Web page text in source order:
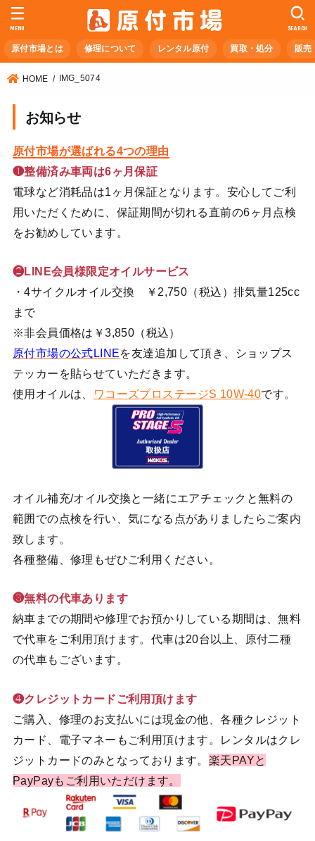
原付市場とは 修理について レンタル原付 買取・処分 販売
SEARCH
MENU
HOME IMG_5074
お知らせ
原付市場が選ばれる4つの理由
❶整備済み車両は6ヶ月保証
電球など消耗品は1ヶ月保証となります。安心してご利
用いただくために、保証期間が切れる直前の6ヶ月点検
をお勧めしています。
❷LINE会員様限定オイルサービス
・4サイクルオイル交換 ￥2,750（税込）排気量125cc
まで
※非会員価格は￥3,850（税込）
原付市場の公式LINEを友達追加して頂き、ショップス
テッカーを貼らせていただきます。
使用オイルは、
ワコーズプロステージS 10W-40です。
オイル補充/オイル交換と一緒にエアチェックと無料の
範囲での点検を行い、気になる点がありましたらご案内
致します。
各種整備、修理もぜひご利用ください。
❸無料の代車あります
納車までの期間や修理でお預かりしている期間は、無料
で代車をご利用頂けます。代車は20台以上、原付二種
の代車もございます。
❹クレジットカードご利用頂けます
ご購入、修理のお支払いには現金の他、各種クレジット
カード、電子マネーもご利用頂けます。レンタルはクレ
ジットカードのみとなっております。 楽天PAYと
PayPayもご利用いただけます。